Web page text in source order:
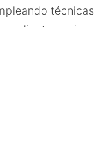
técnicas
anejo